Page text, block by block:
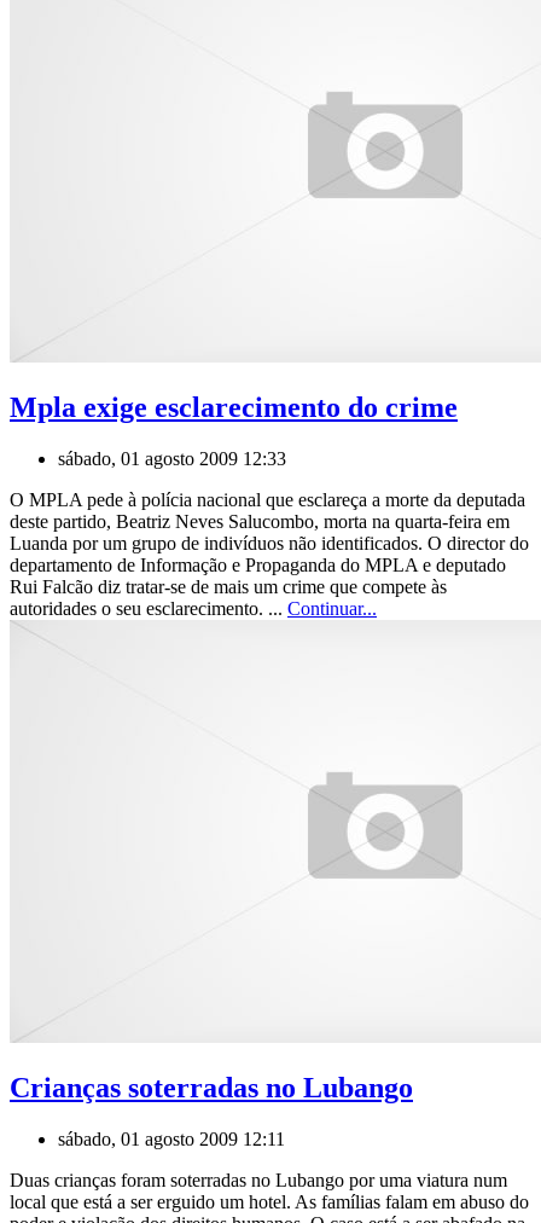
Mpla exige esclarecimento do crime
sábado, 01 agosto 2009 12:33
O MPLA pede à polícia nacional que esclareça a morte da deputada
deste partido, Beatriz Neves Salucombo, morta na quarta-feira em
Luanda por um grupo de indivíduos não identificados. O director do
departamento de Informação e Propaganda do MPLA e deputado
Rui Falcão diz tratar-se de mais um crime que compete às
autoridades o seu esclarecimento. ... Continuar...
Crianças soterradas no Lubango
sábado, 01 agosto 2009 12:11
Duas crianças foram soterradas no Lubango por uma viatura num
local que está a ser erguido um hotel. As famílias falam em abuso do